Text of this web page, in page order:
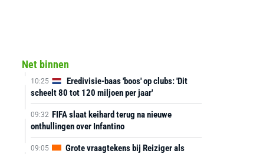
Net binnen
10:25
Eredivisie-baas 'boos' op clubs: 'Dit
scheelt 80 tot 120 miljoen per jaar'
09:32 FIFA slaat keihard terug na nieuwe
onthullingen over Infantino
09:05
Grote vraagtekens bij Reiziger als